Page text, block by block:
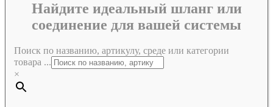
Найдите идеальный шланг или
соединение для вашей системы
Поиск по названию, артикулу, среде или категории
товара ...
×